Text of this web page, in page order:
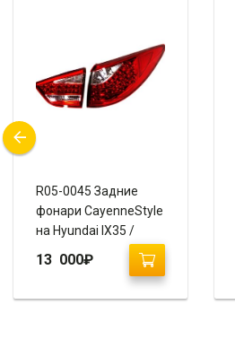
R05-0045 Задние
фонари CayenneStyle
на Hyundai IX35 /
Tucson (красный
13 000₽